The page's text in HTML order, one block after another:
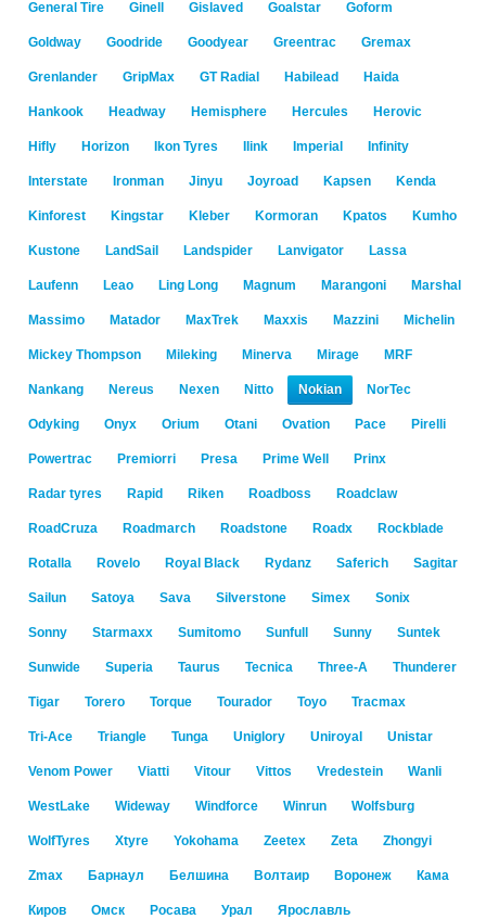
General Tire Ginell Gislaved Goalstar Goform
Goldway Goodride Goodyear Greentrac Gremax
Grenlander GripMax GT Radial Habilead Haida
Hankook Headway Hemisphere Hercules Herovic
Hifly Horizon Ikon Tyres Ilink Imperial Infinity
Interstate Ironman Jinyu Joyroad Kapsen Kenda
Kinforest Kingstar Kleber Kormoran Kpatos Kumho
Kustone LandSail Landspider Lanvigator Lassa
Laufenn Leao Ling Long Magnum Marangoni Marshal
Massimo Matador MaxTrek Maxxis Mazzini Michelin
Mickey Thompson Mileking Minerva Mirage MRF
Nankang Nereus Nexen Nitto Nokian NorTec
Odyking Onyx Orium Otani Ovation Pace Pirelli
Powertrac Premiorri Presa Prime Well Prinx
Radar tyres Rapid Riken Roadboss Roadclaw
RoadCruza Roadmarch Roadstone Roadx Rockblade
Rotalla Rovelo Royal Black Rydanz Saferich Sagitar
Sailun Satoya Sava Silverstone Simex Sonix
Sonny Starmaxx Sumitomo Sunfull Sunny Suntek
Sunwide Superia Taurus Tecnica Three-A Thunderer
Tigar Torero Torque Tourador Toyo Tracmax
Tri-Ace Triangle Tunga Uniglory Uniroyal Unistar
Venom Power Viatti Vitour Vittos Vredestein Wanli
WestLake Wideway Windforce Winrun Wolfsburg
WolfTyres Xtyre Yokohama Zeetex Zeta Zhongyi
Zmax Барнаул Белшина Волтаир Воронеж Кама
Киров Омск Росава Урал Ярославль